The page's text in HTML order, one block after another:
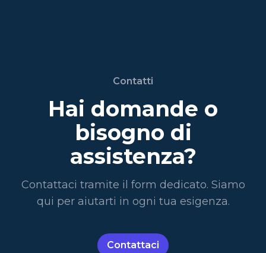
Contatti
Hai domande o
bisogno di
assistenza?
Contattaci tramite il form dedicato. Siamo
qui per aiutarti in ogni tua esigenza.
Contattaci